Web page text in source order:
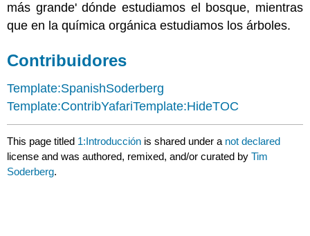
más grande' dónde estudiamos el bosque, mientras
que en la química orgánica estudiamos los árboles.
Contribuidores
Template:SpanishSoderberg
Template:ContribYafariTemplate:HideTOC
This page titled 1:Introducción is shared under a not declared
license and was authored, remixed, and/or curated byTim
Soderberg.